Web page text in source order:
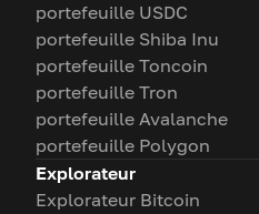
portefeuille USDC
portefeuille Shiba Inu
portefeuille Toncoin
portefeuille Tron
portefeuille Avalanche
portefeuille Polygon
Explorateur
Explorateur Bitcoin